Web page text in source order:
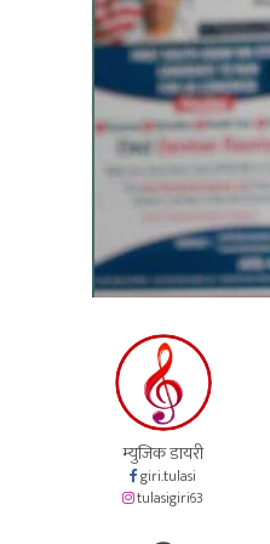
म्युजिक डायरी
giri.tulasi
tulasigiri63